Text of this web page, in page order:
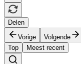
Delen
Vorige
Volgende
Top
Meest recent